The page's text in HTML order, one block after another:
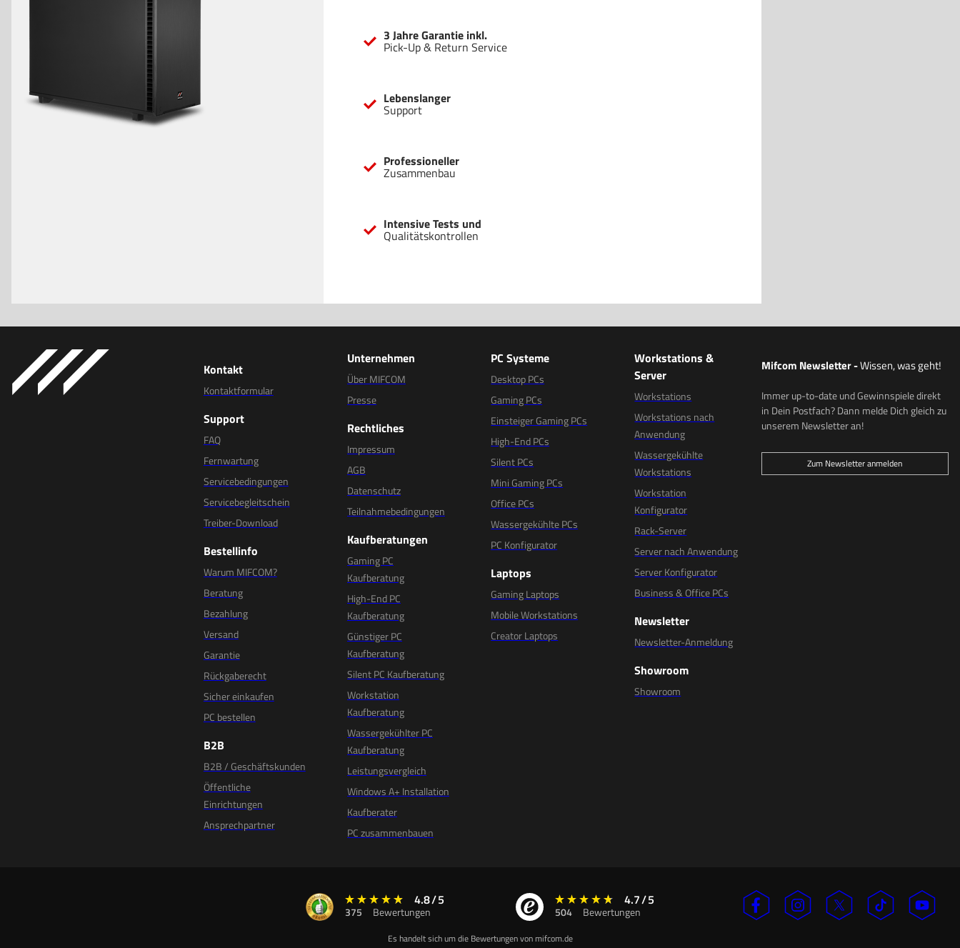
3 Jahre Garantie inkl.
Pick-Up & Return Service
Lebenslanger
Support
Professioneller
Zusammenbau
Intensive Tests und
Qualitätskontrollen
Kontakt
Kontaktformular
Support
FAQ
Fernwartung
Servicebedingungen
Servicebegleitschein
Treiber-Download
Bestellinfo
Warum MIFCOM?
Beratung
Bezahlung
Versand
Garantie
Rückgaberecht
Sicher einkaufen
PC bestellen
B2B
B2B / Geschäftskunden
Öffentliche
Einrichtungen
Ansprechpartner
Unternehmen
Über MIFCOM
Presse
Rechtliches
Impressum
AGB
Datenschutz
Teilnahmebedingungen
Kaufberatungen
Gaming PC
Kaufberatung
High-End PC
Kaufberatung
Günstiger PC
Kaufberatung
Silent PC Kaufberatung
Workstation
Kaufberatung
Wassergekühlter PC
Kaufberatung
Leistungsvergleich
Windows A+ Installation
Kaufberater
PC zusammenbauen
PC Systeme
Desktop PCs
Gaming PCs
Einsteiger Gaming PCs
High-End PCs
Silent PCs
Mini Gaming PCs
Office PCs
Wassergekühlte PCs
PC Konfigurator
Laptops
Gaming Laptops
Mobile Workstations
Creator Laptops
Workstations &
Server
Workstations
Workstations nach
Anwendung
Wassergekühlte
Workstations
Workstation
Konfigurator
Rack-Server
Server nach Anwendung
Server Konfigurator
Business & Office PCs
Newsletter
Newsletter-Anmeldung
Showroom
Showroom
Mifcom Newsletter-Wissen, was geht!
Immer up-to-date und Gewinnspiele direkt
in Dein Postfach? Dann melde Dich gleich zu
unserem Newsletter an!
Zum Newsletter anmelden
4.8/5
375 Bewertungen
4.7/5
504 Bewertungen
Es handelt sich um die Bewertungen von mifcom.de